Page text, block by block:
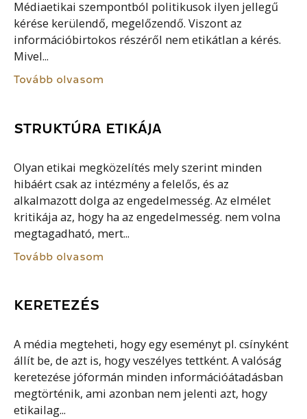
Médiaetikai szempontból politikusok ilyen jellegű
kérése kerülendő, megelőzendő. Viszont az
információbirtokos részéről nem etikátlan a kérés.
Mivel...
Tovább olvasom
STRUKTÚRA ETIKÁJA
Olyan etikai megközelítés mely szerint minden
hibáért csak az intézmény a felelős, és az
alkalmazott dolga az engedelmesség. Az elmélet
kritikája az, hogy ha az engedelmesség. nem volna
megtagadható, mert...
Tovább olvasom
KERETEZÉS
A média megteheti, hogy egy eseményt pl. csínyként
állít be, de azt is, hogy veszélyes tettként. A valóság
keretezése jóformán minden információátadásban
megtörténik, ami azonban nem jelenti azt, hogy
etikailag...